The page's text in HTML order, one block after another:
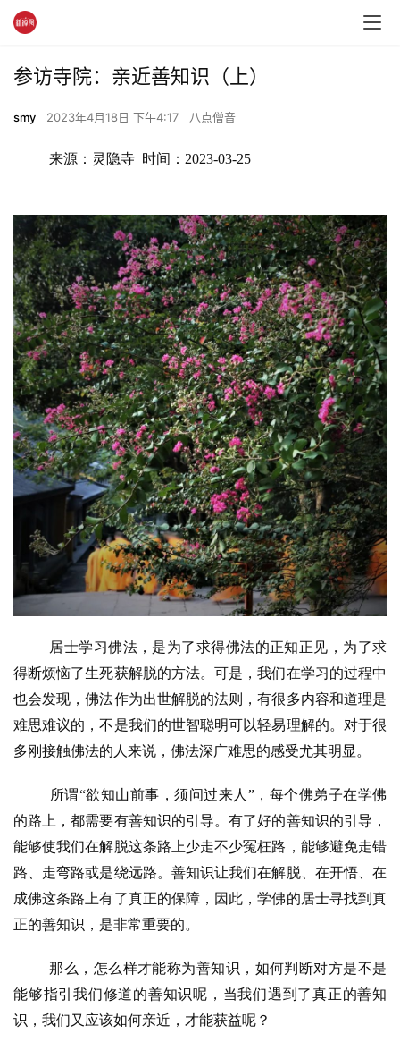
参访寺院：亲近善知识（上）
smy 2023年4月18日 下午4:17 八点僧音
来源：灵隐寺  时间：2023-03-25
居士学习佛法，是为了求得佛法的正知正见，为了求
得断烦恼了生死获解脱的方法。可是，我们在学习的过程中
也会发现，佛法作为出世解脱的法则，有很多内容和道理是
难思难议的，不是我们的世智聪明可以轻易理解的。对于很
多刚接触佛法的人来说，佛法深广难思的感受尤其明显。
所谓“欲知山前事，须问过来人”，每个佛弟子在学佛
的路上，都需要有善知识的引导。有了好的善知识的引导，
能够使我们在解脱这条路上少走不少冤枉路，能够避免走错
路、走弯路或是绕远路。善知识让我们在解脱、在开悟、在
成佛这条路上有了真正的保障，因此，学佛的居士寻找到真
正的善知识，是非常重要的。
那么，怎么样才能称为善知识，如何判断对方是不是
能够指引我们修道的善知识呢，当我们遇到了真正的善知
识，我们又应该如何亲近，才能获益呢？